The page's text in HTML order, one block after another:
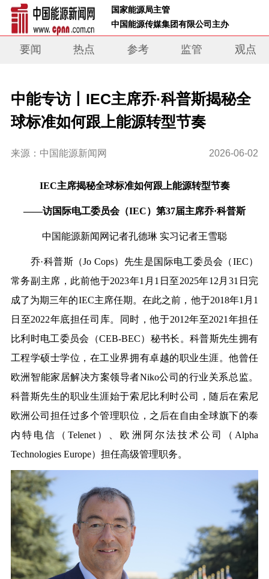
国家能源局主管
中国能源传媒集团有限公司主办
要闻 热点 参考 监管 观点
中能专访丨IEC主席乔·科普斯揭秘全
球标准如何跟上能源转型节奏
来源：中国能源新闻网 2026-06-02
IEC主席揭秘全球标准如何跟上能源转型节奏
——访国际电工委员会（IEC）第37届主席乔·科普斯
中国能源新闻网记者孔德琳 实习记者王雪聪
乔·科普斯（Jo Cops）先生是国际电工委员会（IEC）
常务副主席，此前他于2023年1月1日至2025年12月31日完
成了为期三年的IEC主席任期。在此之前，他于2018年1月1
日至2022年底担任司库。同时，他于2012年至2021年担任
比利时电工委员会（CEB-BEC）秘书长 。科普斯先生拥有
工程学硕士学位，在工业界拥有卓越的职业生涯。他曾任
欧洲智能家居解决方案领导者Niko公司的行业关系总监。
科普斯先生的职业生涯始于索尼比利时公司，随后在索尼
欧洲公司担任过多个管理职位，之后在自由全球旗下的泰
内特电信（Telenet）、欧洲阿尔法技术公司（Alpha
Technologies Europe）担任高级管理职务。